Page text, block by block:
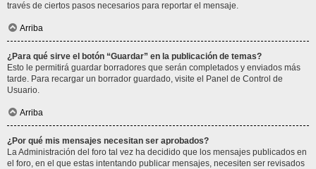
través de ciertos pasos necesarios para reportar el mensaje.
Arriba
¿Para qué sirve el botón “Guardar” en la publicación de temas?
Esto le permitirá guardar borradores que serán completados y enviados más
tarde. Para recargar un borrador guardado, visite el Panel de Control de
Usuario.
Arriba
¿Por qué mis mensajes necesitan ser aprobados?
La Administración del foro tal vez ha decidido que los mensajes publicados en
el foro, en el que estas intentando publicar mensajes, necesiten ser revisados